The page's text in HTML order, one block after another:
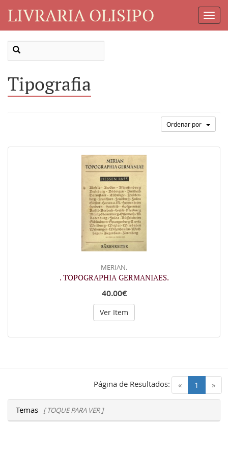
LIVRARIA OLISIPO
Tipografia
Ordenar por
MERIAN.
. TOPOGRAPHIA GERMANIAES.
40.00€
Ver Item
« 1 (current)
»
Página de Resultados:
Temas [ TOQUE PARA VER ]